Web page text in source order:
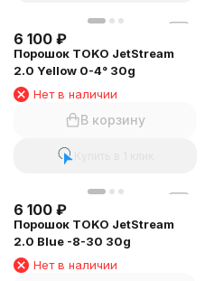
6 100 ₽
Порошок TOKO JetStream
2.0 Yellow 0-4° 30g
Нет в наличии
В корзину
6 100 ₽
Порошок TOKO JetStream
2.0 Blue -8-30 30g
Нет в наличии